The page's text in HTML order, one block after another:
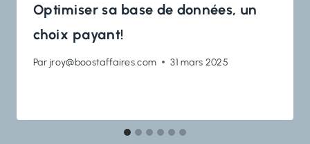
Optimiser sa base de données, un
choix payant!
Par jroy@boostaffaires.com 31 mars 2025